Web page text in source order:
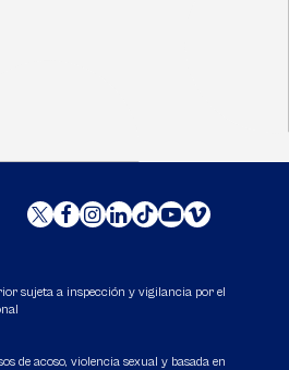
sujeta a inspección y vigilancia por el
de acoso, violencia sexual y basada en